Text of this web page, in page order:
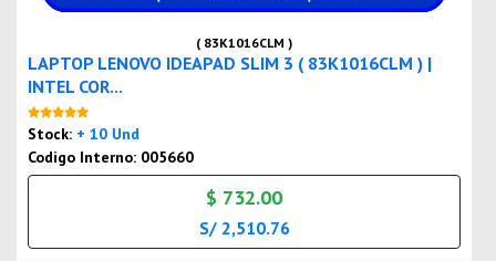
( 83K1016CLM )
LAPTOP LENOVO IDEAPAD SLIM 3 ( 83K1016CLM ) |
INTEL COR...
Stock: + 10 Und
Codigo Interno: 005660
$ 732.00
S/ 2,510.76